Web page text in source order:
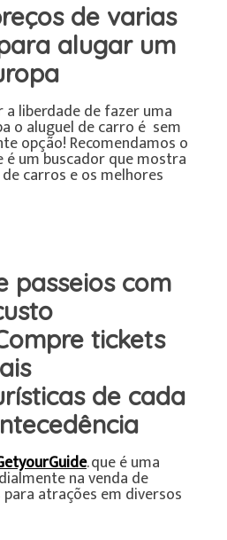
de varias
alugar um
liberdade de fazer uma
o aluguel de carro é sem
opção! Recomendamos o
é um buscador que mostra
carros e os melhores
passeios com
tickets
de cada
. que é uma
na venda de
atrações em diversos